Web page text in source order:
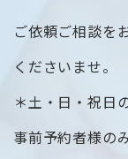
ご依頼ご相談を
くださいませ。
＊土・日・祝日
事前予約者様の